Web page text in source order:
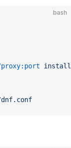
bash
install